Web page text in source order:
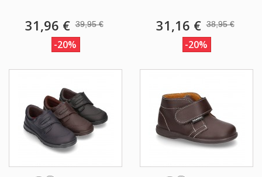
31,96 € 39,95 €
-20%
31,16 € 38,95 €
-20%